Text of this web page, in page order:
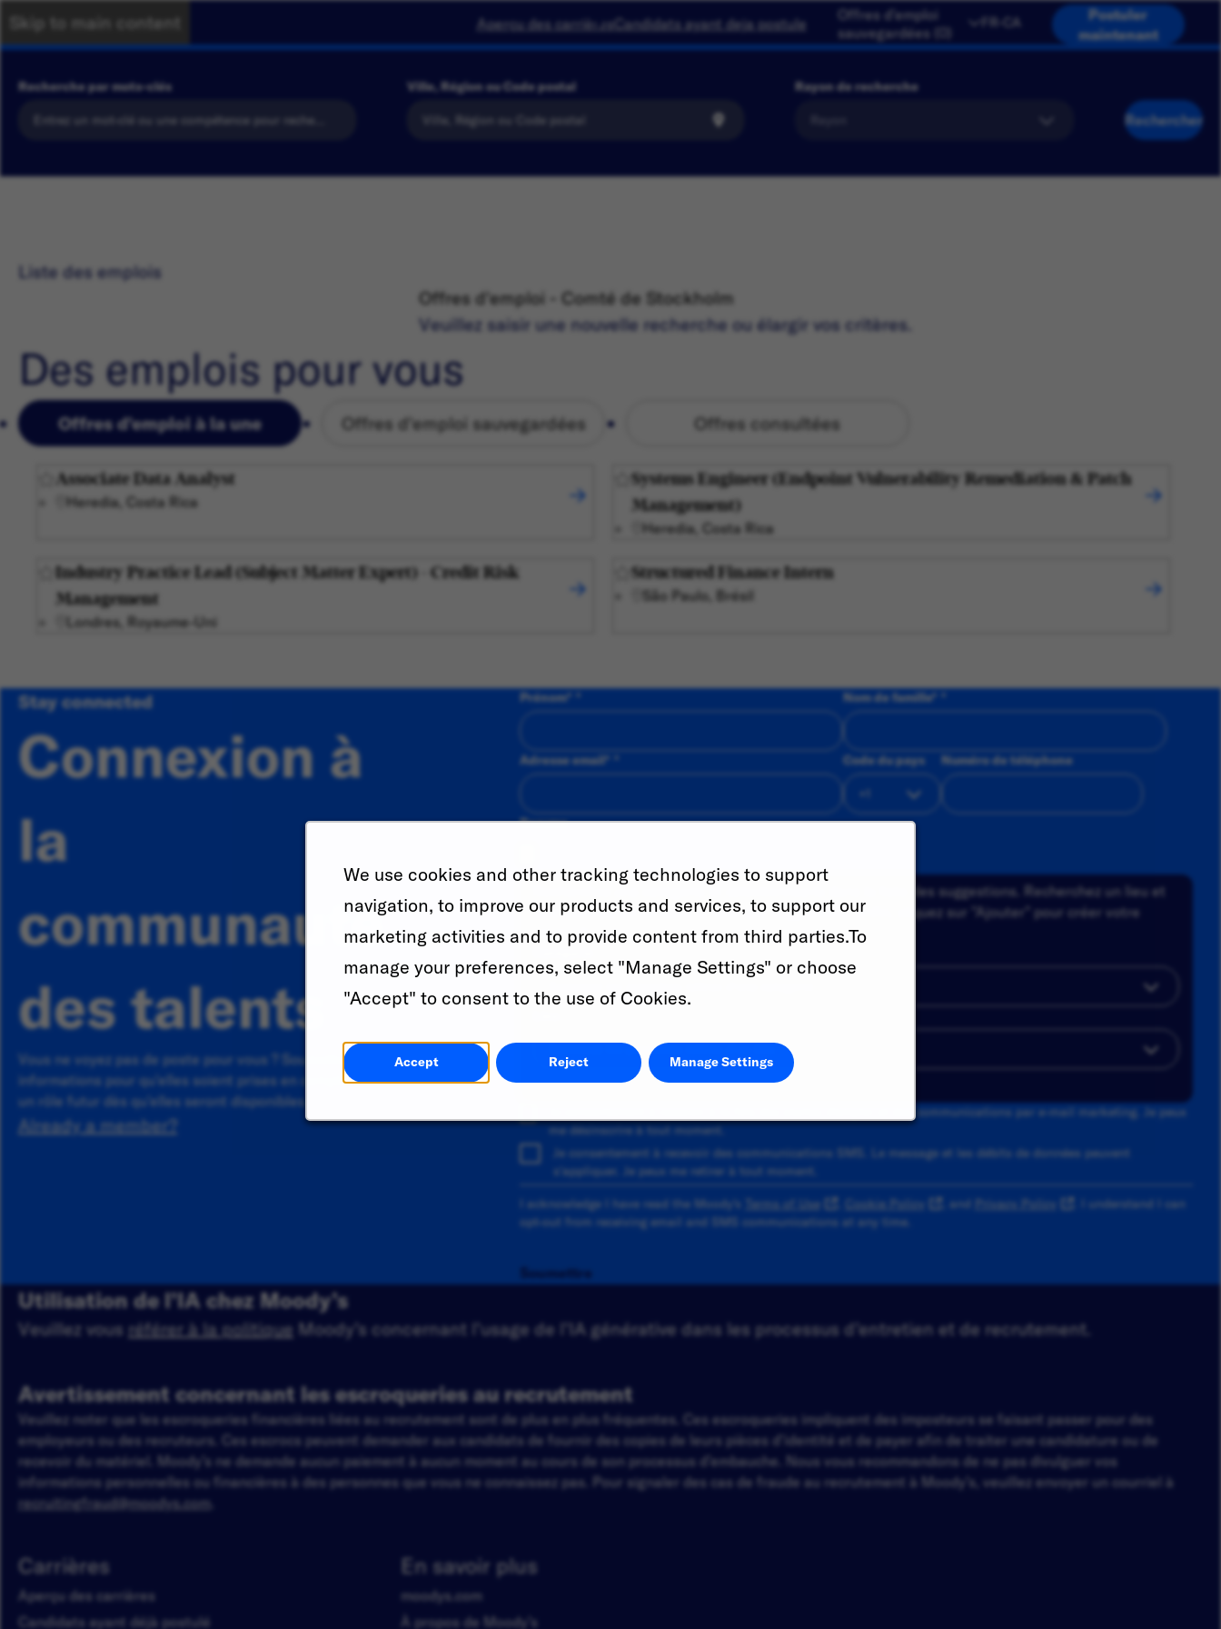
We use cookies and other tracking technologies to support
navigation, to improve our products and services, to support our
marketing activities and to provide content from third parties.To
manage your preferences, select "Manage Settings" or choose
"Accept" to consent to the use of Cookies.
Accept Reject Manage Settings
Skip to main content Aperçu des carrièresCandidats ayant deja postule
Offres d'emploi
sauvegardées
FR-CA
Postuler
maintenant
Recherche par mots-clés Ville, Région ou Code postal Rayon de recherche
Rechercher
Liste des emplois
Offres d'emploi - Comté de Stockholm
Veuillez saisir une nouvelle recherche ou élargir vos critères.
Des emplois pour vous
Offres d'emploi à la une Offres d'emploi sauvegardées Offres consultées
Associate Data Analyst
Heredia, Costa Rica
Systems Engineer (Endpoint Vulnerability Remediation & Patch
Management)
Heredia, Costa Rica
Industry Practice Lead (Subject Matter Expert) - Credit Risk
Management
Londres, Royaume-Uni
Structured Finance Intern
São Paulo, Brésil
Stay connected
Connexion à
la
communauté
des talents
Vous ne voyez pas de poste pour vous ? Soumettez vos
informations pour qu'elles soient prises en compte pour
un rôle futur dès qu'elles seront disponibles.
Already a member?
Prénom* Nom de famille*
Adresse email* Code du pays Numéro de téléphone
Resume
Recherchez une catégorie et sélectionnez-la dans la liste des suggestions. Recherchez un lieu et
sélectionnez-en un dans la liste des suggestions. Enfin, cliquez sur "Ajouter" pour créer votre
alerte d'emploi.
Ajouter
Je consentement à recevoir à la fois des alertes d'emploi et des communications par e-mail marketing. Je peux
me désinscrire à tout moment.
Je consentement à recevoir des communications SMS. Le message et les débits de données peuvent
s'appliquer. Je peux me retirer à tout moment.
I acknowledge I have read the Moody's
Terms of Use Cookie Policy , and Privacy Policy
. I understand I can
opt-out from receiving email and SMS communications at any time.
Soumettre
Utilisation de l’IA chez Moody’s
Veuillez vous référer à la politique Moody’s concernant l’usage de l’IA générative dans les processus d’entretien et de recrutement.
Avertissement concernant les escroqueries au recrutement
Veuillez noter que les escroqueries financières liées au recrutement sont de plus en plus fréquentes. Ces escroqueries impliquent des imposteurs se faisant passer pour des
employeurs ou des recruteurs. Ces escrocs peuvent demander aux candidats de fournir des copies de leurs pièces d'identité et de payer afin de traiter une candidature ou de
recevoir du matériel. Moody’s ne demande aucun paiement à aucun moment au cours de son processus d’embauche. Nous vous recommandons de ne pas divulguer vos
informations personnelles ou financières à des personnes que vous ne connaissez pas. Pour signaler des cas de fraude au recrutement à Moody’s, veuillez envoyer un courriel à
recruitingfraud@moodys.com
Carrières
Aperçu des carrières
Candidats ayant déjà postulé
En savoir plus
moodys.com
À propos de Moody’s